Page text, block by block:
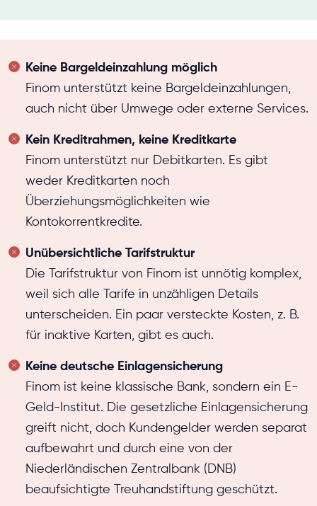
Keine Bargeldeinzahlung möglich
Finom unterstützt keine Bargeldeinzahlungen,
auch nicht über Umwege oder externe Services.
Kein Kreditrahmen, keine Kreditkarte
Finom unterstützt nur Debitkarten. Es gibt
weder Kreditkarten noch
Überziehungsmöglichkeiten wie
Kontokorrentkredite.
Unübersichtliche Tarifstruktur
Die Tarifstruktur von Finom ist unnötig komplex,
weil sich alle Tarife in unzähligen Details
unterscheiden. Ein paar versteckte Kosten, z. B.
für inaktive Karten, gibt es auch.
Keine deutsche Einlagensicherung
Finom ist keine klassische Bank, sondern ein E-
Geld-Institut. Die gesetzliche Einlagensicherung
greift nicht, doch Kundengelder werden separat
aufbewahrt und durch eine von der
Niederländischen Zentralbank (DNB)
beaufsichtigte Treuhandstiftung geschützt.